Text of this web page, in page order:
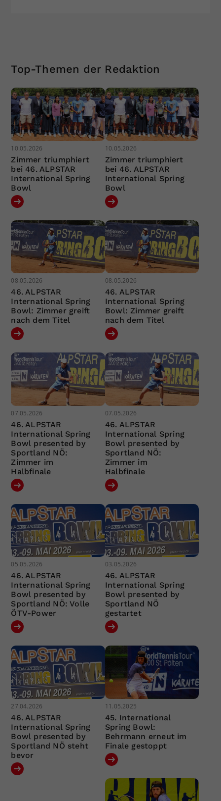
Top-Themen der Redaktion
10.05.2026
Zimmer triumphiert
bei 46. ALPSTAR
International Spring
Bowl
10.05.2026
Zimmer triumphiert
bei 46. ALPSTAR
International Spring
Bowl
08.05.2026
46. ALPSTAR
International Spring
Bowl: Zimmer greift
nach dem Titel
08.05.2026
46. ALPSTAR
International Spring
Bowl: Zimmer greift
nach dem Titel
07.05.2026
46. ALPSTAR
International Spring
Bowl presented by
Sportland NÖ:
Zimmer im
Halbfinale
07.05.2026
46. ALPSTAR
International Spring
Bowl presented by
Sportland NÖ:
Zimmer im
Halbfinale
05.05.2026
46. ALPSTAR
International Spring
Bowl presented by
Sportland NÖ: Volle
ÖTV-Power
03.05.2026
46. ALPSTAR
International Spring
Bowl presented by
Sportland NÖ
gestartet
27.04.2026
46. ALPSTAR
International Spring
Bowl presented by
Sportland NÖ steht
bevor
11.05.2025
45. International
Spring Bowl:
Behrmann erneut im
Finale gestoppt